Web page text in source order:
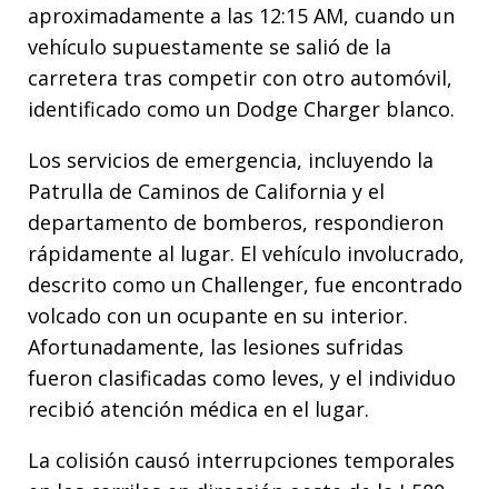
aproximadamente a las 12:15 AM, cuando un
vehículo supuestamente se salió de la
carretera tras competir con otro automóvil,
identificado como un Dodge Charger blanco.
Los servicios de emergencia, incluyendo la
Patrulla de Caminos de California y el
departamento de bomberos, respondieron
rápidamente al lugar. El vehículo involucrado,
descrito como un Challenger, fue encontrado
volcado con un ocupante en su interior.
Afortunadamente, las lesiones sufridas
fueron clasificadas como leves, y el individuo
recibió atención médica en el lugar.
La colisión causó interrupciones temporales